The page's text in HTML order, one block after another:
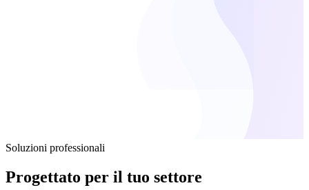
Soluzioni professionali
Progettato per il tuo settore